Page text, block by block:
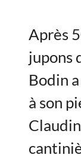
Après
jupons
Bodin
à son